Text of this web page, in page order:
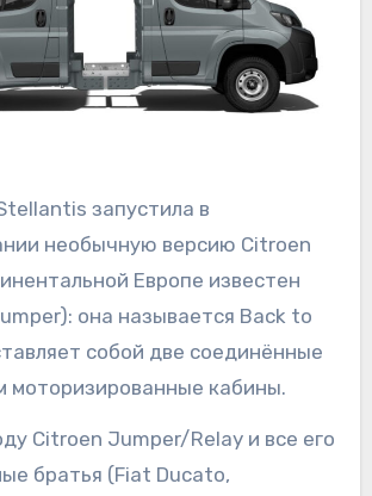
необычную версию Citroen
Европе известен
она называется Back to
собой две соединённые
моторизированные кабины.
Citroen Jumper/Relay и все его
братья (Fiat Ducato,